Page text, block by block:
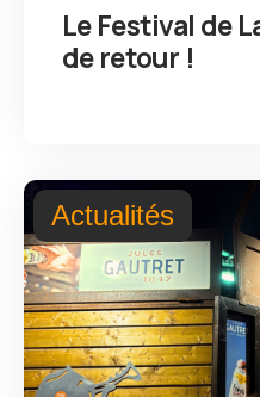
Le Festival de
de retour !
Actualités